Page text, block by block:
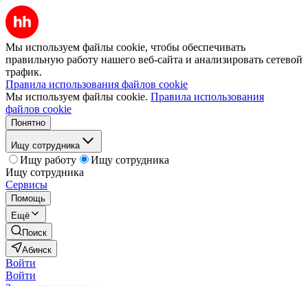
Мы используем файлы cookie, чтобы обеспечивать
правильную работу нашего веб-сайта и анализировать сетевой
трафик.
Правила использования файлов cookie
Мы используем файлы cookie. Правила использования
файлов cookie
Понятно
Ищу сотрудника
Ищу работу
Ищу сотрудника
Ищу сотрудника
Сервисы
Помощь
Ещё
Поиск
Абинск
Войти
Войти